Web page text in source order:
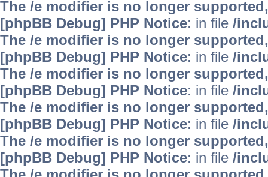
The /e modifier is no longer
[phpBB Debug] PHP Notice: in file /
The /e modifier is no longer
[phpBB Debug] PHP Notice: in file /
The /e modifier is no longer
[phpBB Debug] PHP Notice: in file /
The /e modifier is no longer
[phpBB Debug] PHP Notice: in file /
The /e modifier is no longer
[phpBB Debug] PHP Notice: in file /